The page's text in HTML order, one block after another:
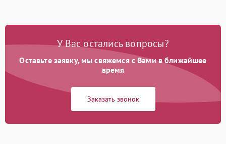
У Вас остались вопросы?
Оставьте заявку, мы свяжемся с Вами в ближайшее
время
Заказать звонок